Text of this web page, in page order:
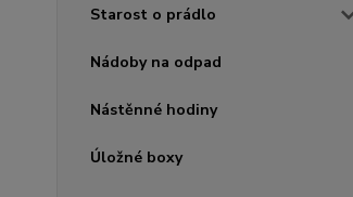
Starost o prádlo
Nádoby na odpad
Nástěnné hodiny
Úložné boxy